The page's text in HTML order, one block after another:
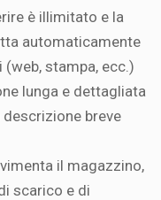
è illimitato e la
automaticamente
stampa, ecc.)
lunga e dettagliata
breve
il magazzino,
scarico e di